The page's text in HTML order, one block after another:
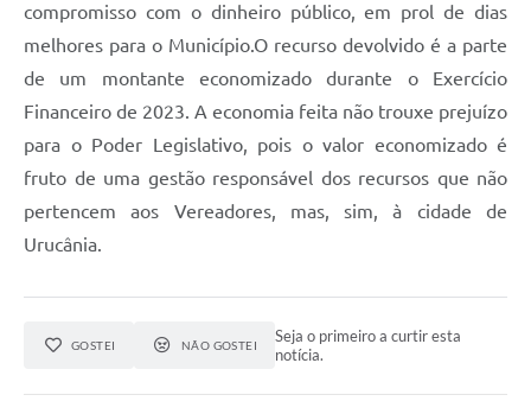
compromisso com o dinheiro público, em prol de dias
melhores para o Município.O recurso devolvido é a parte
de um montante economizado durante o Exercício
Financeiro de 2023. A economia feita não trouxe prejuízo
para o Poder Legislativo, pois o valor economizado é
fruto de uma gestão responsável dos recursos que não
pertencem aos Vereadores, mas, sim, à cidade de
Urucânia.
GOSTEI NÃO GOSTEI
Seja o primeiro a curtir esta
notícia.